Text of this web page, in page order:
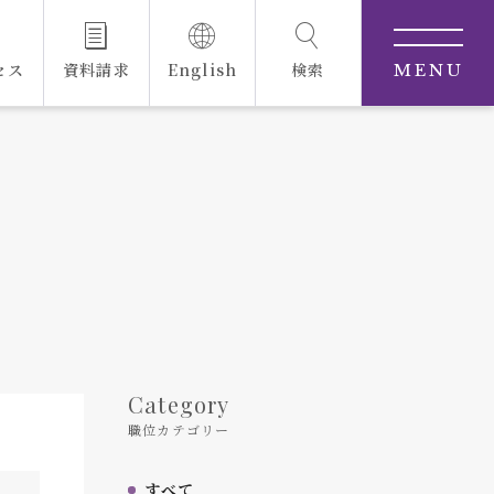
ス 資料請求 English 検索 MENU
Category
職位カテゴリー
すべて